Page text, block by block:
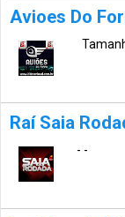
Avioes Do
Raí Saia
- -